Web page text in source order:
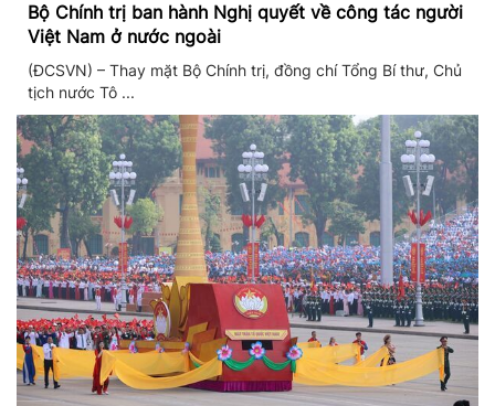
Bộ Chính trị ban hành Nghị quyết về công tác người
Việt Nam ở nước ngoài
(ĐCSVN) – Thay mặt Bộ Chính trị, đồng chí Tổng Bí thư, Chủ
tịch nước Tô ...